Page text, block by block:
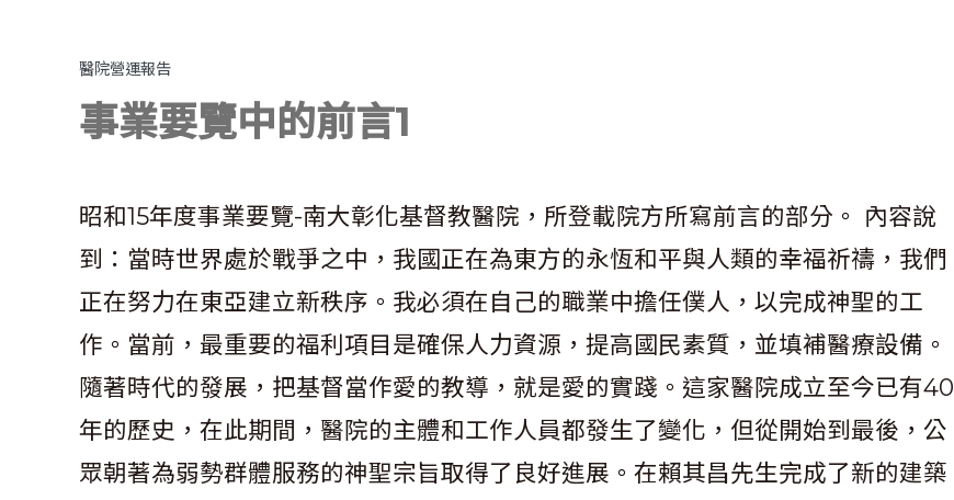
醫院營運報告
事業要覽中的前言1
昭和15年度事業要覽-南大彰化基督教醫院，所登載院方所寫前言的部分。 內容說
到：當時世界處於戰爭之中，我國正在為東方的永恆和平與人類的幸福祈禱，我們
正在努力在東亞建立新秩序。我必須在自己的職業中擔任僕人，以完成神聖的工
作。當前，最重要的福利項目是確保人力資源，提高國民素質，並填補醫療設備。
隨著時代的發展，把基督當作愛的教導，就是愛的實踐。這家醫院成立至今已有40
年的歷史，在此期間，醫院的主體和工作人員都發生了變化，但從開始到最後，公
眾朝著為弱勢群體服務的神聖宗旨取得了良好進展。在賴其昌先生完成了新的建築